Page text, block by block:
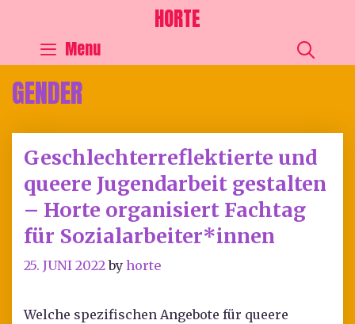
HORTE
Menu
GENDER
Geschlechterreflektierte und
queere Jugendarbeit gestalten
– Horte organisiert Fachtag
für Sozialarbeiter*innen
25. JUNI 2022 byhorte
Welche spezifischen Angebote für queere